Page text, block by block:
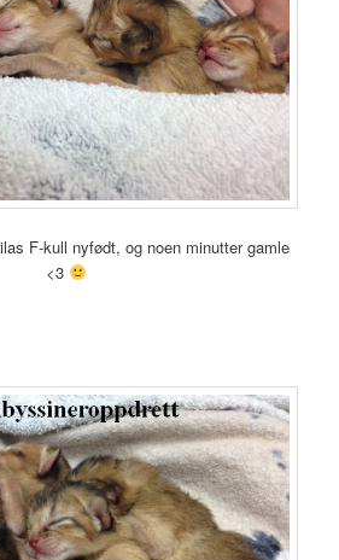
F-kull nyfødt, og noen minutter gamle
<3